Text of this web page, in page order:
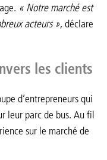
« Notre marché est
acteurs », déclare
les clients
d’entrepreneurs qui
leur parc de bus. Au fil
sur le marché de